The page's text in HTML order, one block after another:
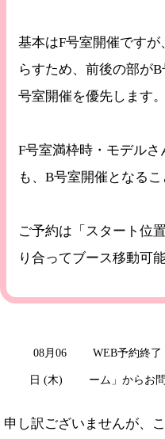
基本はF号室開催です
らすため、前後の部が
号室開催を優先します。
F号室満枠時・モデル
も、B号室開催となるこ
ご予約は「スタート位
り合ってブース移動可能
08月06
日 (木)
WEB予約終了
ーム」からお
申し訳ございませんが、